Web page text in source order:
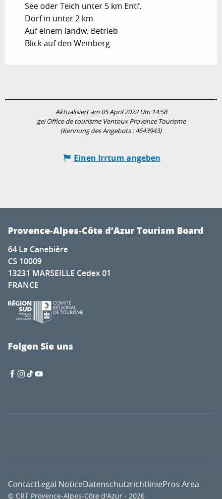
See oder Teich unter 5 km Entf.
Dorf in unter 2 km
Auf einem landw. Betrieb
Blick auf den Weinberg
Aktualisiert am 05 April 2022 Um 14:58
gei Office de tourisme Ventoux Provence Tourisme
(Kennung des Angebots :4643943)
Einen Irrtum angeben
Provence-Alpes-Côte d’Azur Tourism Board
64 La Canebière
CS 10009
13231 MARSEILLE Cedex 01
FRANCE
Folgen Sie uns
© CRT Provence-Alpes-Côte d'Azur - 2026
ContactLegal NoticeDatenschutzrichtliniePros Area